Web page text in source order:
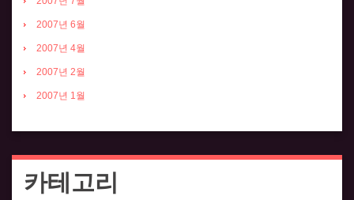
2007년 6월
2007년 4월
2007년 2월
2007년 1월
카테고리